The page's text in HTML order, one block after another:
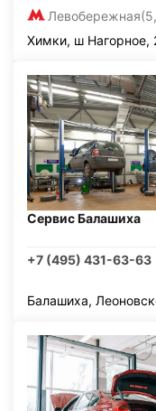
Левобережная
Химки, ш Нагорное,
Сервис Балашиха
+7 (495) 431-63-63
Балашиха,